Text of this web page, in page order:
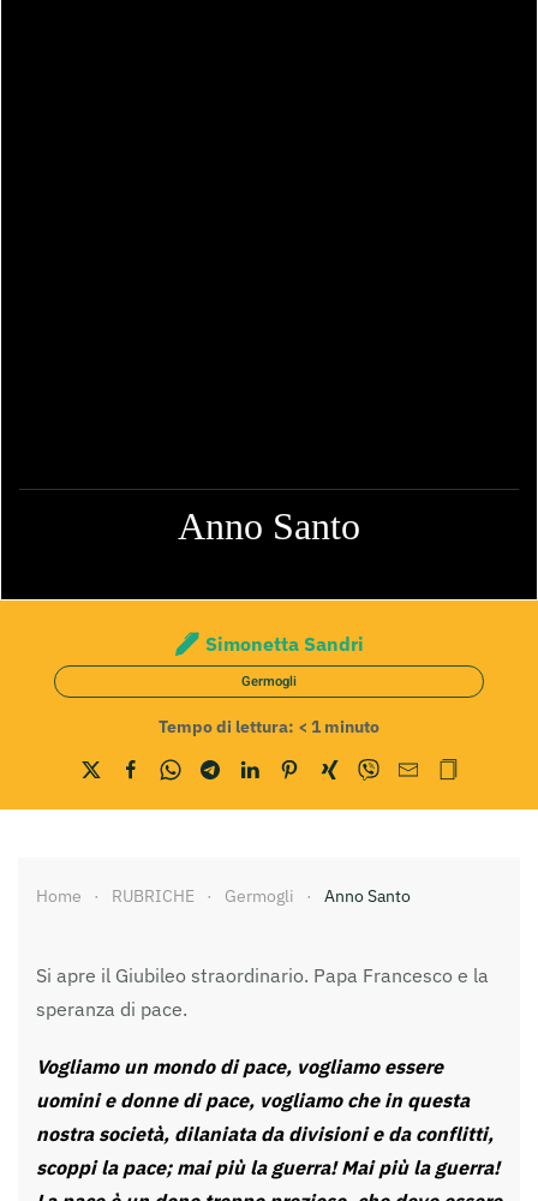
Anno Santo
Simonetta Sandri
Germogli
Tempo di lettura: < 1 minuto
Home RUBRICHE Germogli Anno Santo
Si apre il Giubileo straordinario. Papa Francesco e la
speranza di pace.
Vogliamo un mondo di pace, vogliamo essere
uomini e donne di pace, vogliamo che in questa
nostra società, dilaniata da divisioni e da conflitti,
scoppi la pace; mai più la guerra! Mai più la guerra!